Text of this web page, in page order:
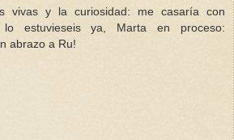
vivas y la curiosidad: me casaría con
lo estuvieseis ya, Marta en proceso:
abrazo a Ru!